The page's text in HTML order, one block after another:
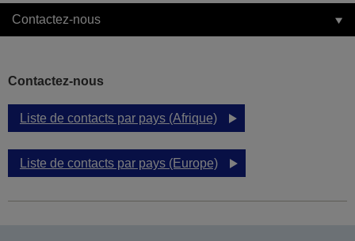
Contactez-nous
Contactez-nous
Liste de contacts par pays (Afrique)
Liste de contacts par pays (Europe)